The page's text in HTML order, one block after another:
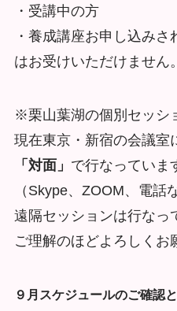
・受講中の方
・養成講座お申し込みさ
はお受けいただけません。
※栗山葉湖の個別セッシ
現在東京・新宿の会議室
「対面」 で行なっていま
（Skype、ZOOM、電話
遠隔セッションは行なっ
ご理解のほどよろしくお
９月スケジュールのご確認と